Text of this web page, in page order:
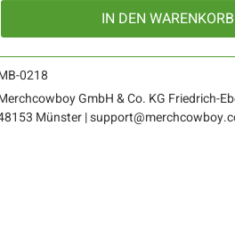
IN DEN WARENKORB
0218
GmbH & Co. KG Friedrich-
Münster |